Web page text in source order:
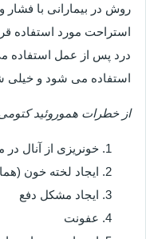
روش در بیمارانی با فشار
استراحت مورد استفاده
درد پس از عمل استفاده
استفاده می شود و خیلی
از خطرات هموروئید کتومی
خونریزی از آنال
ایجاد لخته خون
ایجاد مشکل دفع
عفونت